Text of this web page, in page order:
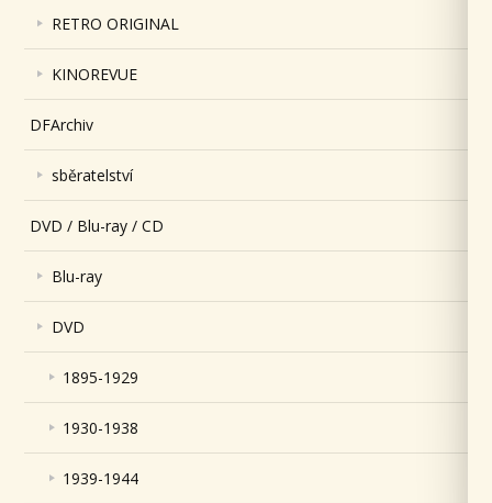
RETRO ORIGINAL
KINOREVUE
DFArchiv
sběratelství
DVD / Blu-ray / CD
Blu-ray
DVD
1895-1929
1930-1938
1939-1944